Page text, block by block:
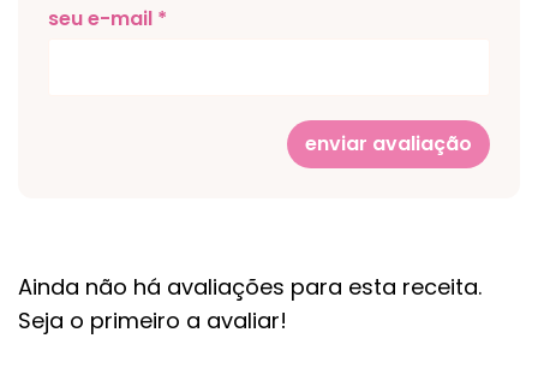
seu e-mail *
enviar avaliação
Ainda não há avaliações para esta receita.
Seja o primeiro a avaliar!